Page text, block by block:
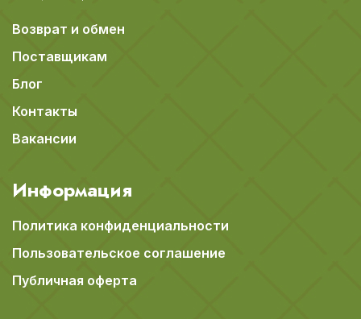
Возврат и обмен
Поставщикам
Блог
Контакты
Вакансии
Информация
Политика конфиденциальности
Пользовательское соглашение
Публичная оферта